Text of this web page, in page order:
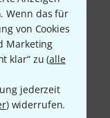
Wenn das für
von Cookies
Marketing
klar“ zu (alle
jederzeit
) widerrufen.
bezahlen